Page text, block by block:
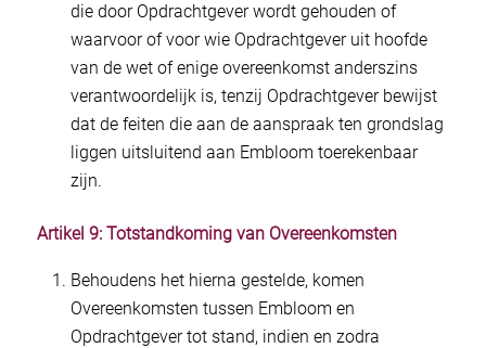
die door Opdrachtgever wordt gehouden of
waarvoor of voor wie Opdrachtgever uit hoofde
van de wet of enige overeenkomst anderszins
verantwoordelijk is, tenzij Opdrachtgever bewijst
dat de feiten die aan de aanspraak ten grondslag
liggen uitsluitend aan Embloom toerekenbaar
zijn.
Artikel 9: Totstandkoming van Overeenkomsten
Behoudens het hierna gestelde, komen
Overeenkomsten tussen Embloom en
Opdrachtgever tot stand, indien en zodra